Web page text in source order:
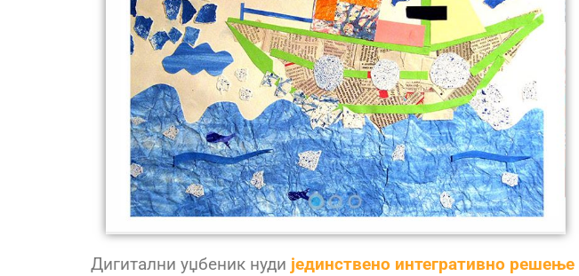
Дигитални уџбеник нуди јединствено интегративно решење